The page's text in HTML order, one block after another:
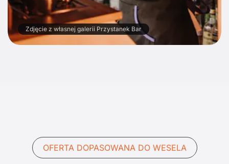
Zdjęcie z własnej galerii Przystanek Bar
OFERTA DOPASOWANA DO WESELA